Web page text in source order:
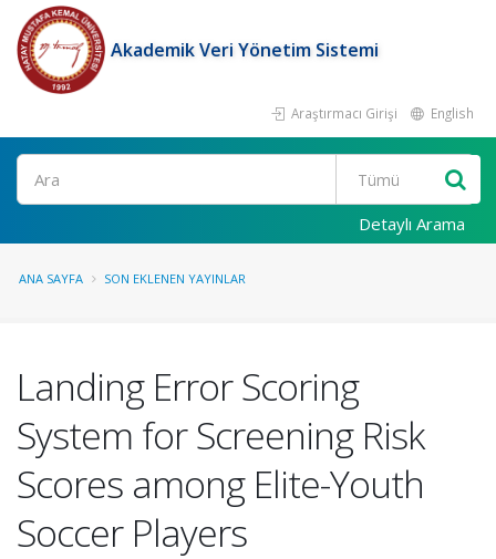
Akademik Veri Yönetim Sistemi
Araştırmacı Girişi English
Ara
Detaylı Arama
ANA SAYFA SON EKLENEN YAYINLAR
Landing Error Scoring
System for Screening Risk
Scores among Elite-Youth
Soccer Players